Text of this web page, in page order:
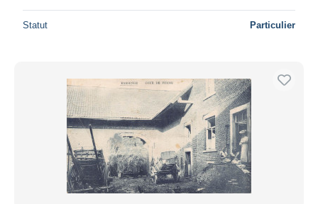
Statut Particulier